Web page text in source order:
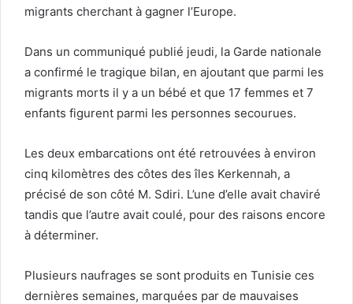
migrants cherchant à gagner l’Europe.
Dans un communiqué publié jeudi, la Garde nationale
a confirmé le tragique bilan, en ajoutant que parmi les
migrants morts il y a un bébé et que 17 femmes et 7
enfants figurent parmi les personnes secourues.
Les deux embarcations ont été retrouvées à environ
cinq kilomètres des côtes des îles Kerkennah, a
précisé de son côté M. Sdiri. L’une d’elle avait chaviré
tandis que l’autre avait coulé, pour des raisons encore
à déterminer.
Plusieurs naufrages se sont produits en Tunisie ces
dernières semaines, marquées par de mauvaises